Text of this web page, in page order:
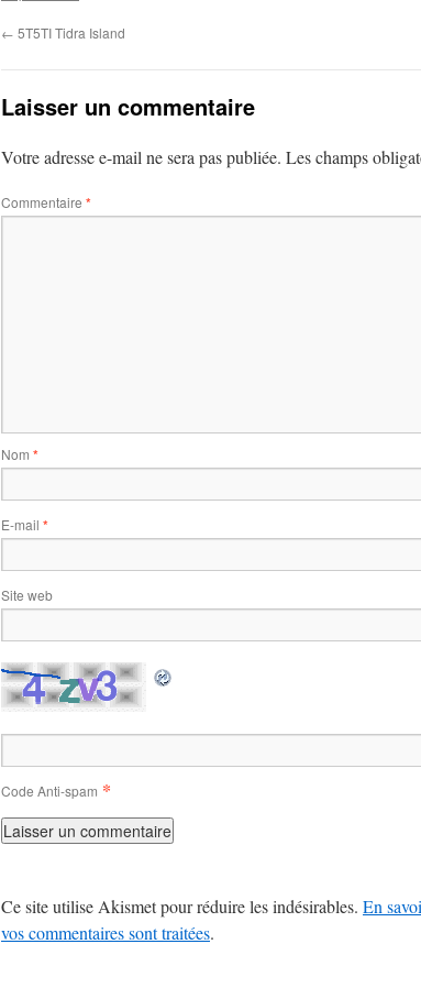
← 5T5TI Tidra Island
Laisser un commentaire
Votre adresse e-mail ne sera pas publiée. Les champs
Commentaire *
Nom *
E-mail *
Site web
Code Anti-spam *
Ce site utilise Akismet pour réduire les indésirables. En
vos commentaires sont traitées.